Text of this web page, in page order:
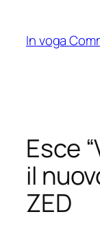
content
In voga
Esce
il
ZED